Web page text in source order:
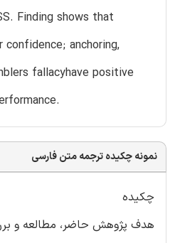
Finding shows that
anchoring,
fallacyhave positive
نمونه چکیده ترجمه متن فارسی
چکیده
هدف پژوهش حاضر، مطالعه و